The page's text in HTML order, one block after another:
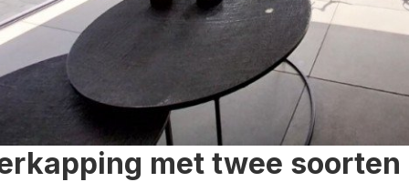
met twee